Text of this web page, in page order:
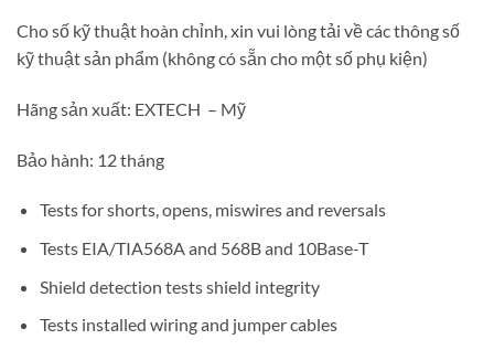
Cho số kỹ thuật hoàn chỉnh, xin vui lòng tải về các thông số
kỹ thuật sản phẩm (không có sẵn cho một số phụ kiện)
Hãng sản xuất: EXTECH – Mỹ
Bảo hành: 12 tháng
Tests for shorts, opens, miswires and reversals
Tests EIA/TIA568A and 568B and 10Base-T
Shield detection tests shield integrity
Tests installed wiring and jumper cables